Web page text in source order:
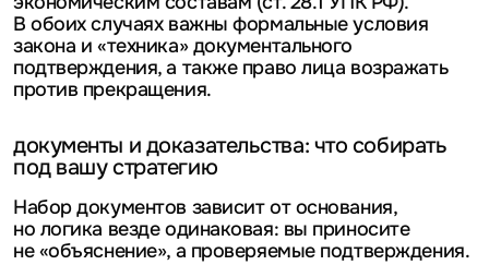
В обоих случаях важны формальные условия
закона и «техника» документального
подтверждения, а также право лица возражать
против прекращения.
документы и доказательства: что собирать
под вашу стратегию
Набор документов зависит от основания,
но логика везде одинаковая: вы приносите
не «объяснение», а проверяемые подтверждения.